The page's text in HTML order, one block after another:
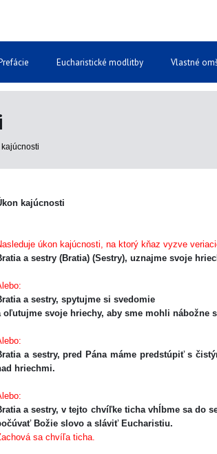
Eucharistické modlitby Vlastné
kajúcnosti
úkon kajúcnosti, na ktorý kňaz vyzve
a sestry (Bratia) (Sestry), uznajme svoje
a sestry, spytujme si svedomie
oľutujme svoje hriechy, aby sme mohli nábožne
a sestry, pred Pána máme predstúpiť s
hriechmi.
a sestry, v tejto chvíľke ticha vhĺbme sa do
Božie slovo a sláviť Eucharistiu.
sa chvíľa ticha.